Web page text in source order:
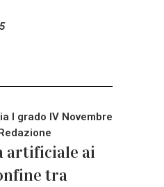
I grado IV Novembre
artificiale ai
tra